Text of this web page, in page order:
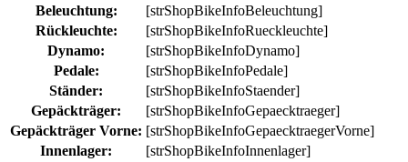
Beleuchtung:
[strShopBikeInfoBeleuchtung]
Rückleuchte:
[strShopBikeInfoRueckleuchte]
Dynamo:
[strShopBikeInfoDynamo]
Pedale:
[strShopBikeInfoPedale]
Ständer:
[strShopBikeInfoStaender]
Gepäckträger:
[strShopBikeInfoGepaecktraeger]
Gepäckträger Vorne: [strShopBikeInfoGepaecktraegerVorne]
Innenlager:
[strShopBikeInfoInnenlager]